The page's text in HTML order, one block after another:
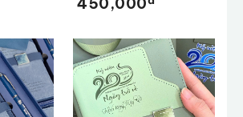
450,000